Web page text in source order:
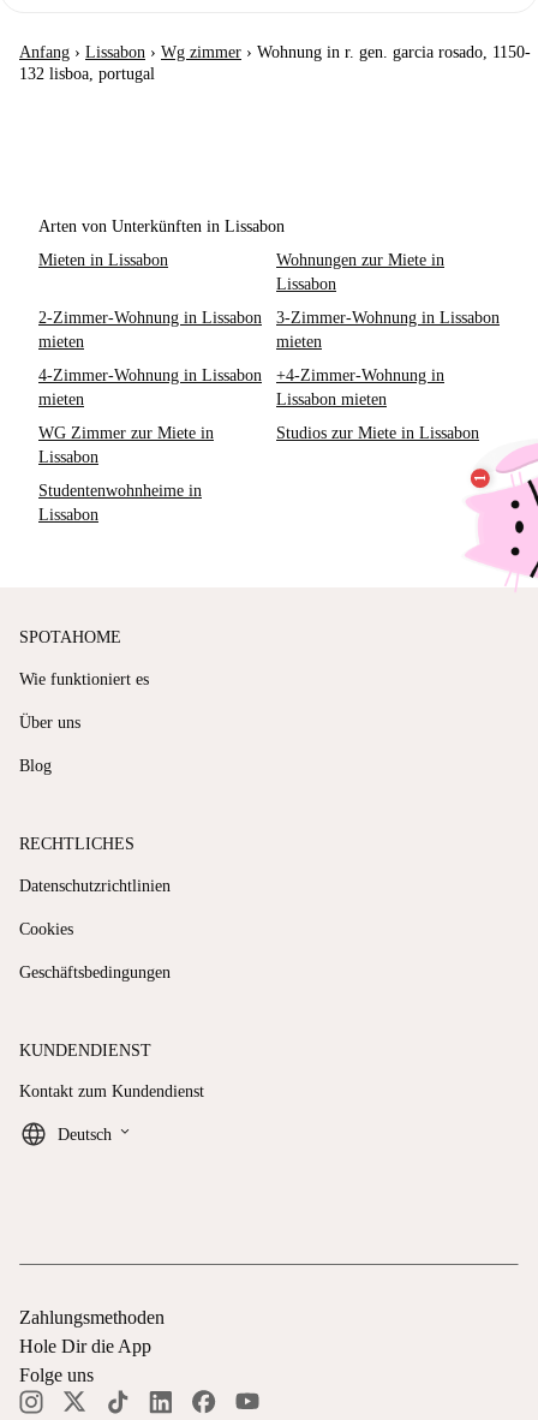
Anfang › Lissabon › Wg zimmer › Wohnung in r. gen. garcia rosado, 1150-
132 lisboa, portugal
Arten von Unterkünften in Lissabon
Mieten in Lissabon
Wohnungen zur Miete in
Lissabon
2-Zimmer-Wohnung in Lissabon
mieten
3-Zimmer-Wohnung in Lissabon
mieten
4-Zimmer-Wohnung in Lissabon
mieten
+4-Zimmer-Wohnung in
Lissabon mieten
WG Zimmer zur Miete in
Lissabon
Studios zur Miete in Lissabon
Studentenwohnheime in
Lissabon
SPOTAHOME
Wie funktioniert es
Über uns
Blog
RECHTLICHES
Datenschutzrichtlinien
Cookies
Geschäftsbedingungen
KUNDENDIENST
Kontakt zum Kundendienst
Deutsch keyboard_arrow_down
Zahlungsmethoden
Hole Dir die App
Folge uns